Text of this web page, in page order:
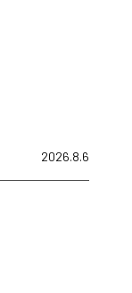
2026.8.6